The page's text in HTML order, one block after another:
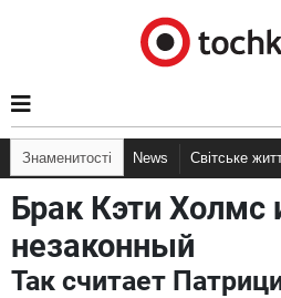
Знаменитості News Світське
Брак Кэти Холмс
незаконный
Так считает